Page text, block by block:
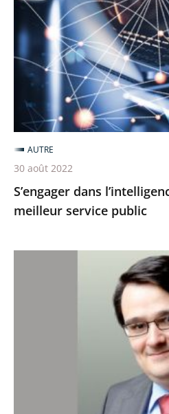
artificielle
pour
meilleur
service
public
S’engager dans
meilleur service public
AUTRE
30 août 2022